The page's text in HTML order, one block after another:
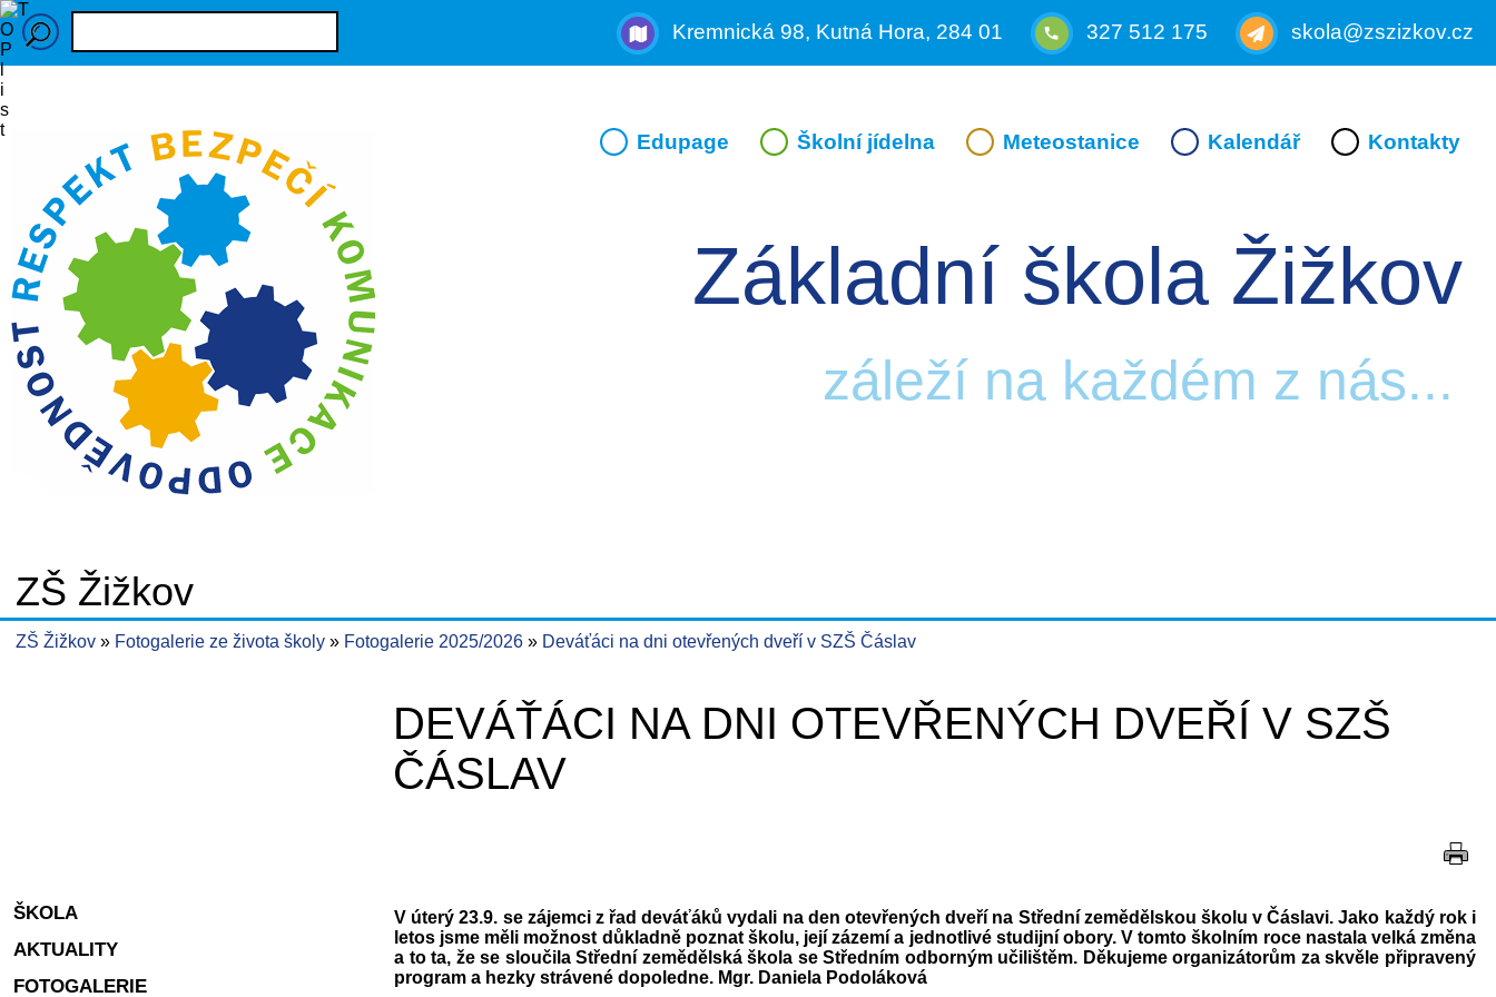
Kremnická 98, Kutná Hora, 284 01 327 512 175 skola@zszizkov.cz
Edupage Školní jídelna Meteostanice Kalendář Kontakty
Základní škola Žižkov
záleží na každém z nás...
ZŠ Žižkov
ZŠ Žižkov Fotogalerie ze života školy Fotogalerie 2025/2026 Deváťáci na dni otevřených dveří v SZŠ Čáslav
DEVÁŤÁCI NA DNI OTEVŘENÝCH DVEŘÍ V SZŠ
ČÁSLAV
V úterý 23.9. se zájemci z řad deváťáků vydali na den otevřených dveří na Střední zemědělskou školu v Čáslavi. Jako každý rok i
letos jsme měli možnost důkladně poznat školu, její zázemí a jednotlivé studijní obory. V tomto školním roce nastala velká změna
a to ta, že se sloučila Střední zemědělská škola se Středním odborným učilištěm. Děkujeme organizátorům za skvěle připravený
program a hezky strávené dopoledne. Mgr. Daniela Podoláková
ŠKOLA
AKTUALITY
FOTOGALERIE